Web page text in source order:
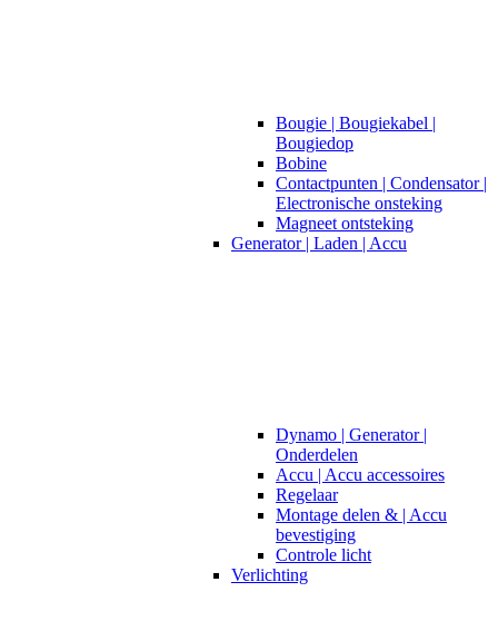
Bougie | Bougiekabel |
Bougiedop
Bobine
Contactpunten | Condensator |
Electronische onsteking
Magneet ontsteking
Generator | Laden | Accu
Dynamo | Generator |
Onderdelen
Accu | Accu accessoires
Regelaar
Montage delen & | Accu
bevestiging
Controle licht
Verlichting